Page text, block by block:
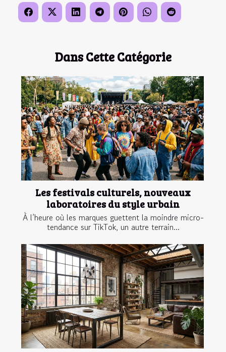
Dans Cette Catégorie
Les festivals culturels, nouveaux
laboratoires du style urbain
À l’heure où les marques guettent la moindre micro-
tendance sur TikTok, un autre terrain...